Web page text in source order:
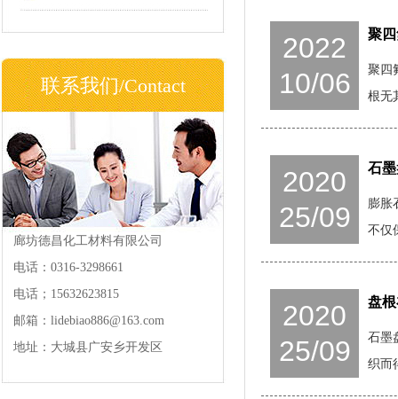
联系我们/Contact
廊坊德昌化工材料有限公司
电话：0316-3298661
电话；15632623815
邮箱：lidebiao886@163.com
地址：大城县广安乡开发区
2022
10/06
聚
聚四
根无
2020
25/09
石
膨胀
不仅
2020
25/09
盘
石墨
织而